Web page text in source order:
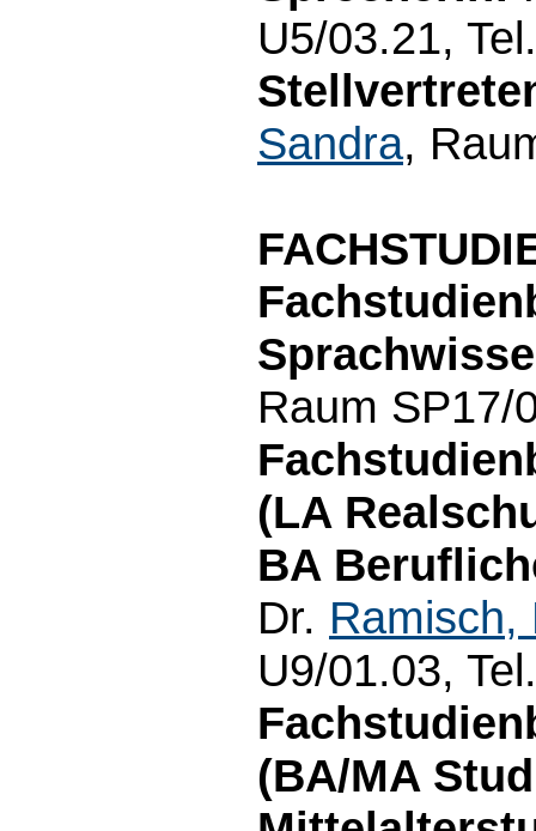
U5/03.21,
Sandra,
Raum SP17/
(LA
BA
Dr. Ramisch,
U9/01.03,
(BA/MA